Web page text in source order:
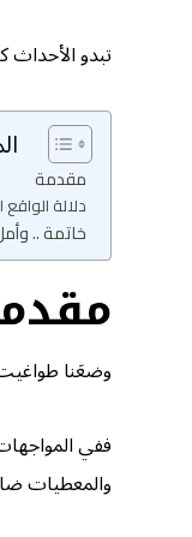
تبدو الأحداث
مقدمة
دلالة الواقع
خاتمة ..
وضعَنا
ففي
والمعطيات